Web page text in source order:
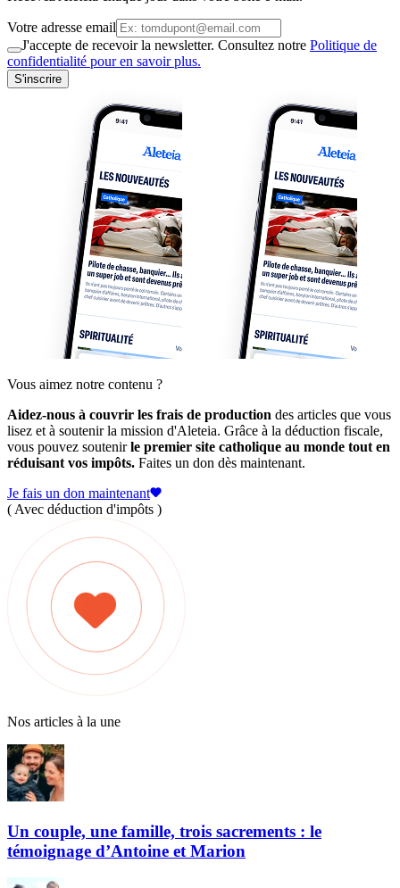
Votre adresse email
J'accepte de recevoir la newsletter. Consultez notre Politique de
confidentialité pour en savoir plus.
S'inscrire
Vous aimez notre contenu ?
Aidez-nous à couvrir les frais de production des articles que vous
lisez et à soutenir la mission d'Aleteia. Grâce à la déduction fiscale,
vous pouvez soutenirle premier site catholique au monde tout en
réduisant vos impôts. Faites un don dès maintenant.
Je fais un don maintenant
( Avec déduction d'impôts )
Nos articles à la une
Un couple, une famille, trois sacrements : le
témoignage d’Antoine et Marion